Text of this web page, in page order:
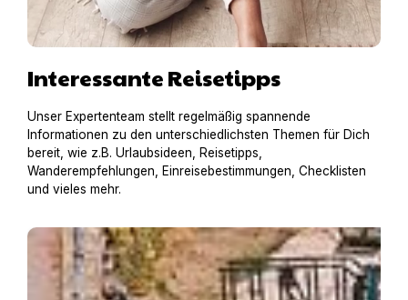
Interessante Reisetipps
Unser Expertenteam stellt regelmäßig spannende
Informationen zu den unterschiedlichsten Themen für Dich
bereit, wie z.B. Urlaubsideen, Reisetipps,
Wanderempfehlungen, Einreisebestimmungen, Checklisten
und vieles mehr.
Hausboot mit Hund